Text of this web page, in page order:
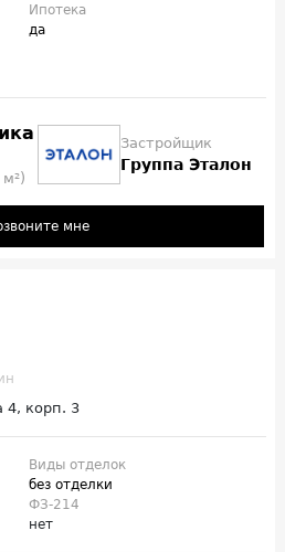
Ипотека
да
Застройщик
Группа Эталон
мне
4, корп. 3
Виды отделок
без отделки
ФЗ-214
нет